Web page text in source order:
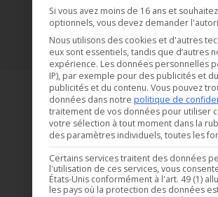
Si vous avez moins de 16 ans et
optionnels, vous devez demander
Nous utilisons des cookies et d'autres
eux sont essentiels, tandis que d’autres
expérience. Les données personnelles
IP), par exemple pour des publicités et
publicités et du contenu. Vous pouvez
données dans notre politique de
traitement de vos données pour utiliser
votre sélection à tout moment dans la
des paramètres individuels, toutes les
Certains services traitent des données
l'utilisation de ces services, vous
États-Unis conformément à l'art. 49 (1)
les pays où la protection des données